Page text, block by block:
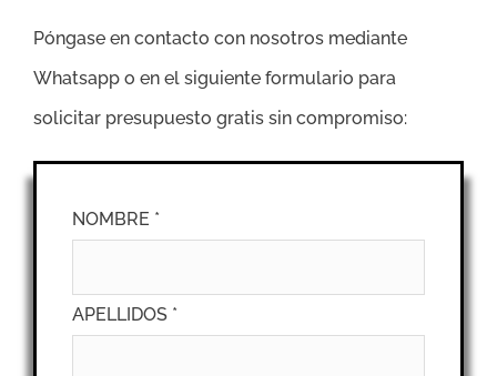
Póngase en contacto con nosotros mediante
Whatsapp o en el siguiente formulario para
solicitar presupuesto gratis sin compromiso:
NOMBRE *
APELLIDOS *